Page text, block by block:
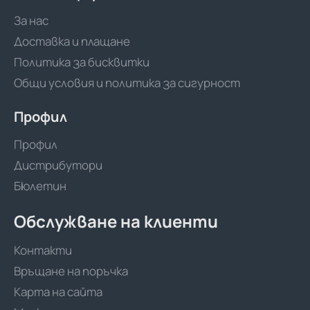
За нас
Доставка и плащане
Политика за бисквитки
Общи условия и политика за сигурност
Профил
Профил
Дистрибутори
Бюлетин
Обслужване на клиенти
Контакти
Връщане на поръчка
Карта на сайта